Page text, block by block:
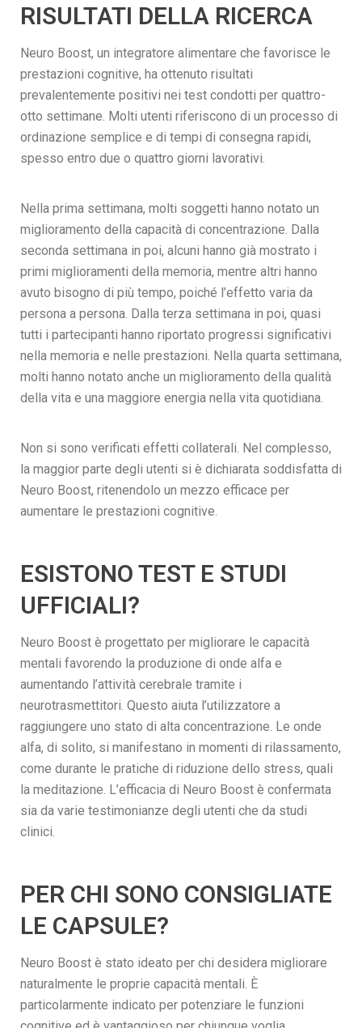
RISULTATI DELLA RICERCA
Neuro Boost, un integratore alimentare che favorisce le
prestazioni cognitive, ha ottenuto risultati
prevalentemente positivi nei test condotti per quattro-
otto settimane. Molti utenti riferiscono di un processo di
ordinazione semplice e di tempi di consegna rapidi,
spesso entro due o quattro giorni lavorativi.
Nella prima settimana, molti soggetti hanno notato un
miglioramento della capacità di concentrazione. Dalla
seconda settimana in poi, alcuni hanno già mostrato i
primi miglioramenti della memoria, mentre altri hanno
avuto bisogno di più tempo, poiché l’effetto varia da
persona a persona. Dalla terza settimana in poi, quasi
tutti i partecipanti hanno riportato progressi significativi
nella memoria e nelle prestazioni. Nella quarta settimana,
molti hanno notato anche un miglioramento della qualità
della vita e una maggiore energia nella vita quotidiana.
Non si sono verificati effetti collaterali. Nel complesso,
la maggior parte degli utenti si è dichiarata soddisfatta di
Neuro Boost, ritenendolo un mezzo efficace per
aumentare le prestazioni cognitive.
ESISTONO TEST E STUDI
UFFICIALI?
Neuro Boost è progettato per migliorare le capacità
mentali favorendo la produzione di onde alfa e
aumentando l’attività cerebrale tramite i
neurotrasmettitori. Questo aiuta l’utilizzatore a
raggiungere uno stato di alta concentrazione. Le onde
alfa, di solito, si manifestano in momenti di rilassamento,
come durante le pratiche di riduzione dello stress, quali
la meditazione. L’efficacia di Neuro Boost è confermata
sia da varie testimonianze degli utenti che da studi
clinici.
PER CHI SONO CONSIGLIATE
LE CAPSULE?
Neuro Boost è stato ideato per chi desidera migliorare
naturalmente le proprie capacità mentali. È
particolarmente indicato per potenziare le funzioni